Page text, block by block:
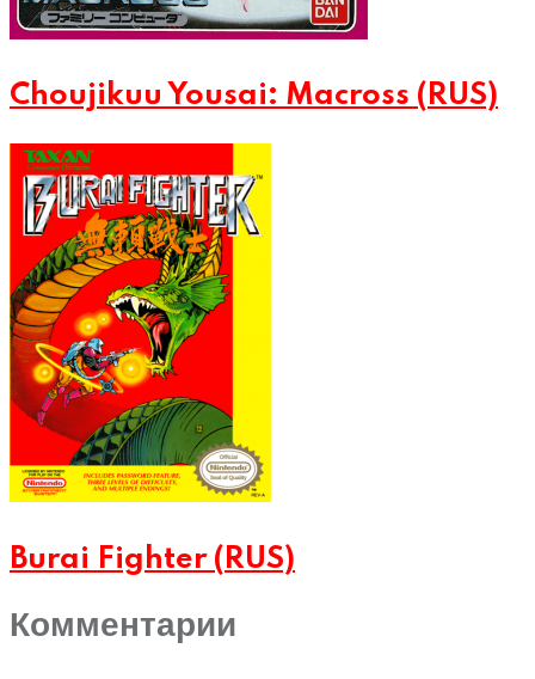
Choujikuu Yousai: Macross (RUS)
Burai Fighter (RUS)
Комментарии